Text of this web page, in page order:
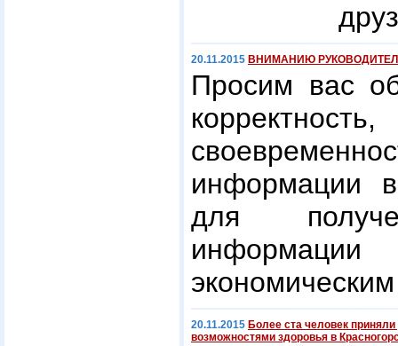
20.11.2015 ВНИМАНИЮ
Просим вас
информации в
для
20.11.2015 Более ста человек
возможностями здоровья в